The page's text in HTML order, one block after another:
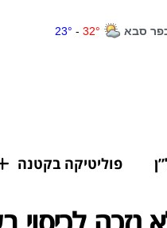
פוליטיקה בקטנה